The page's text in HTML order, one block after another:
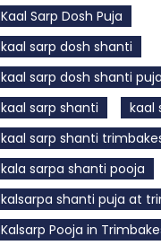
Kaal Sarp Dosh Puja
kaal sarp dosh shanti
kaal sarp dosh shanti puja
kaal sarp shanti
kaal
kaal sarp shanti
kala sarpa shanti pooja
kalsarpa shanti puja at
Kalsarp Pooja in